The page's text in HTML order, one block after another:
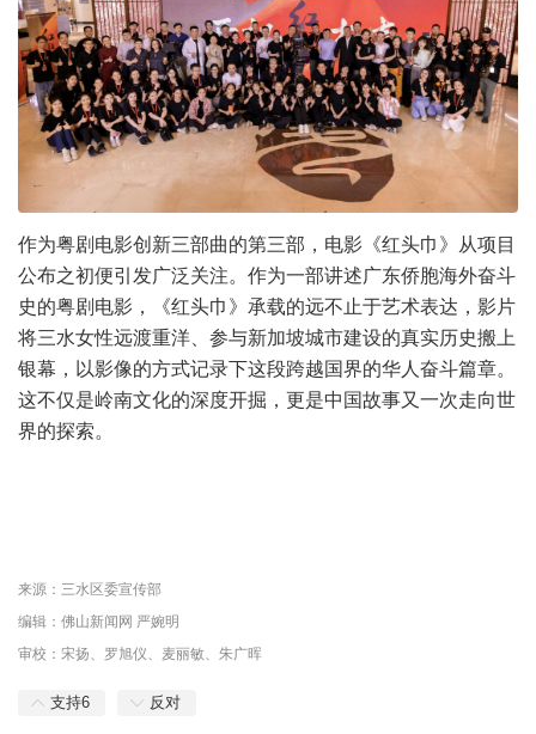
作为粤剧电影创新三部曲的第三部，电影《红头巾》从项目
公布之初便引发广泛关注。作为一部讲述广东侨胞海外奋斗
史的粤剧电影，《红头巾》承载的远不止于艺术表达，影片
将三水女性远渡重洋、参与新加坡城市建设的真实历史搬上
银幕，以影像的方式记录下这段跨越国界的华人奋斗篇章。
这不仅是岭南文化的深度开掘，更是中国故事又一次走向世
界的探索。
来源：三水区委宣传部
编辑：佛山新闻网 严婉明
审校：宋扬、罗旭仪、麦丽敏、朱广晖
支持6 反对